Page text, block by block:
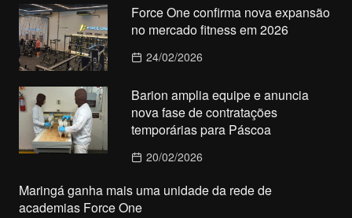
Force One confirma nova expansão
no mercado fitness em 2026
24/02/2026
Barion amplia equipe e anuncia
nova fase de contratações
temporárias para Páscoa
20/02/2026
Maringá ganha mais uma unidade da rede de
academias Force One